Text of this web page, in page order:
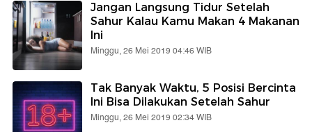
Jangan Langsung Tidur Setelah
Sahur Kalau Kamu Makan 4 Makanan
Ini
Minggu, 26 Mei 2019 04:46 WIB
Tak Banyak Waktu, 5 Posisi Bercinta
Ini Bisa Dilakukan Setelah Sahur
Minggu, 26 Mei 2019 02:34 WIB